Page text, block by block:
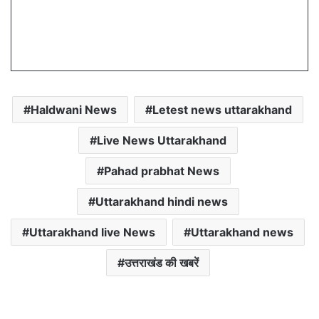
Haldwani News Letest news uttarakhand
Live News Uttarakhand
Pahad prabhat News
Uttarakhand hindi news
Uttarakhand live News Uttarakhand news
उत्तराखंड की खबरें